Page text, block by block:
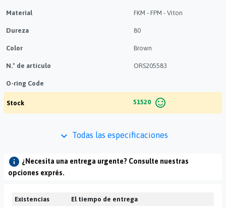
Material FKM - FPM - Viton
Dureza 80
Color Brown
N.º de artículo ORS205583
O-ring Code
Stock 51520 sentiment_satisfied_alt
keyboard_arrow_down Todas las especificaciones
info ¿Necesita una entrega urgente? Consulte nuestras
opciones exprés.
Existencias
El tiempo de entrega